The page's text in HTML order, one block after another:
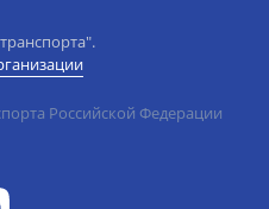
Российской Федерации